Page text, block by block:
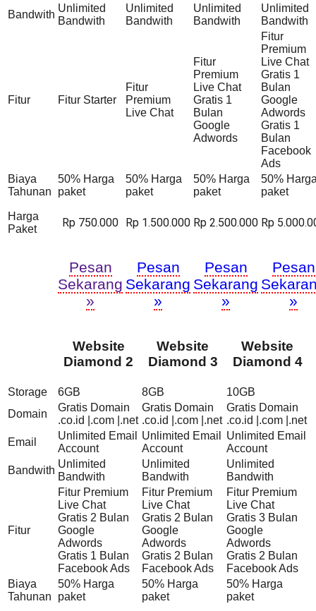
Bandwith
Unlimited
Bandwith
Unlimited
Bandwith
Unlimited
Bandwith
Unlimited
Bandwith
Fitur Fitur Starter
Fitur
Premium
Live Chat
Fitur
Premium
Live Chat
Gratis 1
Bulan
Google
Adwords
Fitur
Premium
Live Chat
Gratis 1
Bulan
Google
Adwords
Gratis 1
Bulan
Facebook
Ads
Biaya
Tahunan
50% Harga
paket
50% Harga
paket
50% Harga
paket
50%
paket
Harga
Paket
Rp 750.000 Rp 1.500.000 Rp 2.500.000 Rp
Pesan
Sekarang
»
Pesan
Sekarang
»
Pesan
Sekarang
»
Pesan
»
Website
Diamond 2
Website
Diamond 3
Website
Diamond 4
Storage 6GB 8GB
10GB
Domain
Gratis Domain
.co.id |.com |.net
Gratis Domain
.co.id |.com |.net
Gratis Domain
.co.id |.com |.net
Email
Unlimited Email
Account
Unlimited Email
Account
Unlimited Email
Account
Bandwith
Unlimited
Bandwith
Unlimited
Bandwith
Unlimited
Bandwith
Fitur
Fitur Premium
Live Chat
Gratis 2 Bulan
Google
Adwords
Gratis 1 Bulan
Facebook Ads
Fitur Premium
Live Chat
Gratis 2 Bulan
Google
Adwords
Gratis 2 Bulan
Facebook Ads
Fitur Premium
Live Chat
Gratis 3 Bulan
Google
Adwords
Gratis 2 Bulan
Facebook Ads
Biaya
Tahunan
50% Harga
paket
50% Harga
paket
50% Harga
paket